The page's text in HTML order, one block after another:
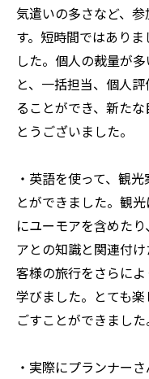
気遣いの多さなど、
す。短時間ではあり
した。個人の裁量が
と、一括担当、個人
ることができ、新た
とうございました。
・英語を使って、観
とができました。観
にユーモアを含めた
アとの知識と関連付
客様の旅行をさらに
学びました。とても
ごすことができまし
・実際にプランナー